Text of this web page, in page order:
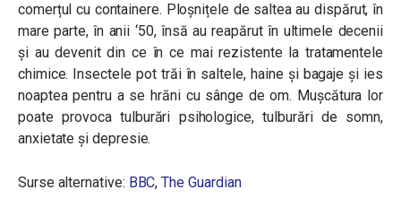
comerțul cu containere. Ploșnițele de saltea au dispărut, în
mare parte, în anii ‘50, însă au reapărut în ultimele decenii
și au devenit din ce în ce mai rezistente la tratamentele
chimice. Insectele pot trăi în saltele, haine și bagaje și ies
noaptea pentru a se hrăni cu sânge de om. Mușcătura lor
poate provoca tulburări psihologice, tulburări de somn,
anxietate și depresie.
Surse alternative: BBC,The Guardian